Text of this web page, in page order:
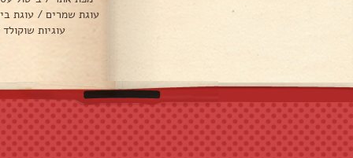
עוגת שמרים / עוגת
עוגיות